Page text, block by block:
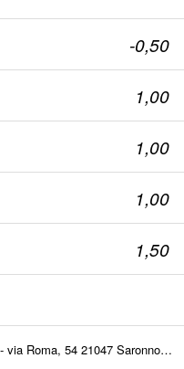
-0,50
1,00
1,00
1,00
1,50
1,00Smart Touch srl - P.IVA IT-03357540123 - via Roma, 54 21047 Saronno (VA) ITALY